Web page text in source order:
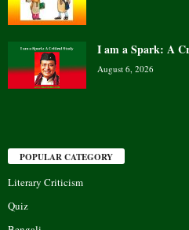
I am a Spark: A
August 6, 2026
POPULAR CATEGORY
Literary Criticism
Quiz